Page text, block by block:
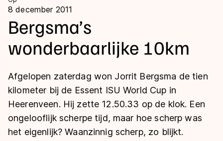
Kalender
Disciplines
Langebaan
Shorttrack
Inlineskaten
Uitslagen
Langebaan
Shorttrack
Marathon
Tijden & historie
Ranglijsten Langebaan
8 december 2011
Bergsma’s
wonderbaarlijke 10km
Afgelopen zaterdag won Jorrit Bergsma de tien
kilometer bij de Essent ISU World Cup in
Heerenveen. Hij zette 12.50.33 op de klok. Een
ongelooflijk scherpe tijd, maar hoe scherp was
het eigenlijk? Waanzinnig scherp, zo blijkt.